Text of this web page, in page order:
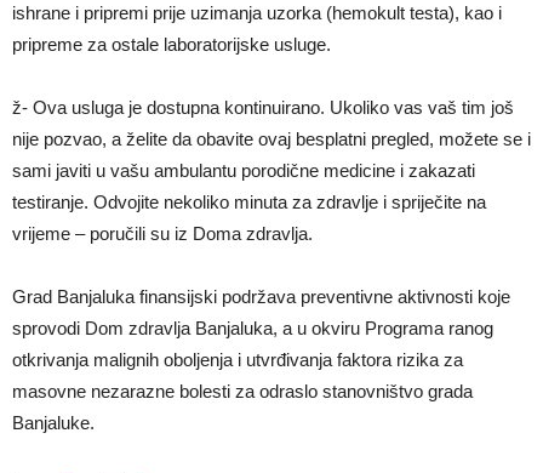
ishrane i pripremi prije uzimanja uzorka (hemokult testa), kao i
pripreme za ostale laboratorijske usluge.
ž- Ova usluga je dostupna kontinuirano. Ukoliko vas vaš tim još
nije pozvao, a želite da obavite ovaj besplatni pregled, možete se i
sami javiti u vašu ambulantu porodične medicine i zakazati
testiranje. Odvojite nekoliko minuta za zdravlje i spriječite na
vrijeme – poručili su iz Doma zdravlja.
Grad Banjaluka finansijski podržava preventivne aktivnosti koje
sprovodi Dom zdravlja Banjaluka, a u okviru Programa ranog
otkrivanja malignih oboljenja i utvrđivanja faktora rizika za
masovne nezarazne bolesti za odraslo stanovništvo grada
Banjaluke.